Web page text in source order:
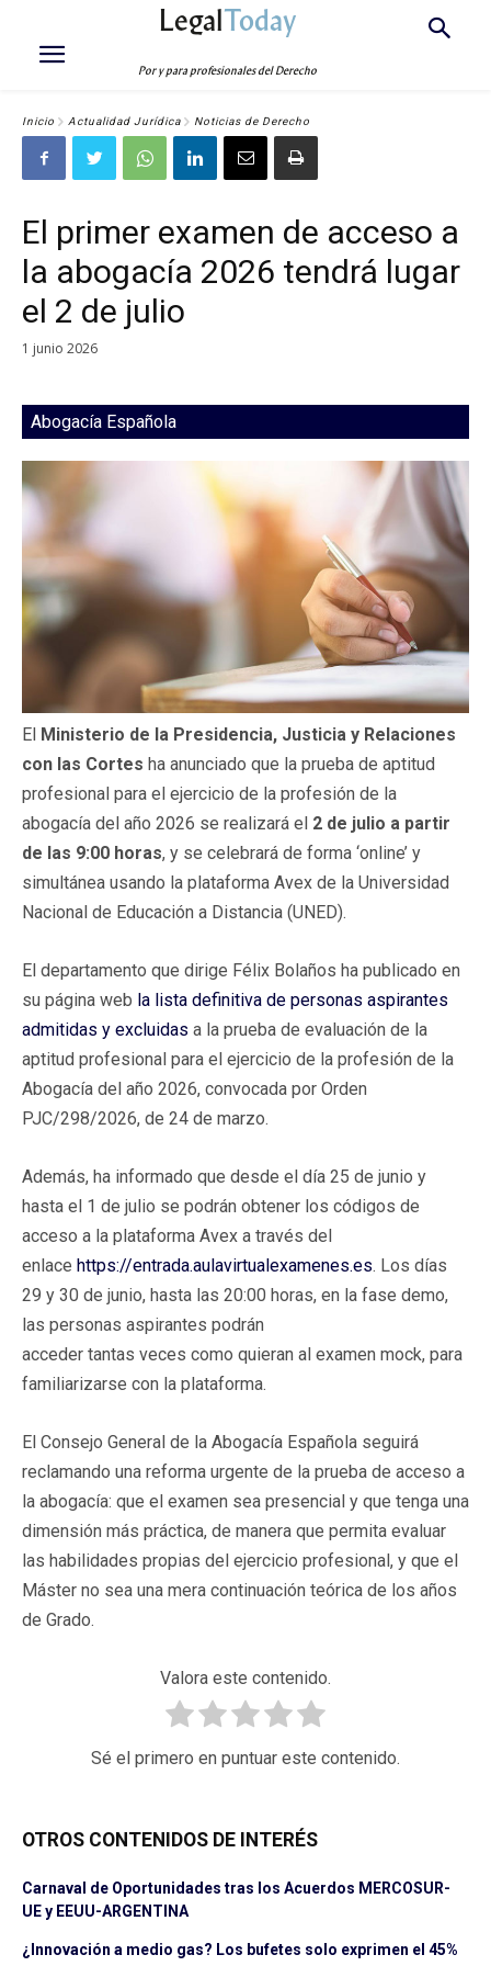
LegalToday
Por y para profesionales del Derecho
Inicio Actualidad Jurídica Noticias de Derecho
El primer examen de acceso a
la abogacía 2026 tendrá lugar
el 2 de julio
1 junio 2026
Abogacía Española
El Ministerio de la Presidencia, Justicia y Relaciones
con las Cortes ha anunciado que la prueba de aptitud
profesional para el ejercicio de la profesión de la
abogacía del año 2026 se realizará el 2 de julio a partir
de las 9:00 horas, y se celebrará de forma ‘online’ y
simultánea usando la plataforma Avex de la Universidad
Nacional de Educación a Distancia (UNED).
El departamento que dirige Félix Bolaños ha publicado en
su página web la lista definitiva de personas aspirantes
admitidas y excluidas a la prueba de evaluación de la
aptitud profesional para el ejercicio de la profesión de la
Abogacía del año 2026, convocada por Orden
PJC/298/2026, de 24 de marzo.
Además, ha informado que desde el día 25 de junio y
hasta el 1 de julio se podrán obtener los códigos de
acceso a la plataforma Avex a través del
enlace https://entrada.aulavirtualexamenes.es. Los días
29 y 30 de junio, hasta las 20:00 horas, en la fase demo,
las personas aspirantes podrán
acceder tantas veces como quieran al examen mock, para
familiarizarse con la plataforma.
El Consejo General de la Abogacía Española seguirá
reclamando una reforma urgente de la prueba de acceso a
la abogacía: que el examen sea presencial y que tenga una
dimensión más práctica, de manera que permita evaluar
las habilidades propias del ejercicio profesional, y que el
Máster no sea una mera continuación teórica de los años
de Grado.
Valora este contenido.
Sé el primero en puntuar este contenido.
OTROS CONTENIDOS DE INTERÉS
Carnaval de Oportunidades tras los Acuerdos MERCOSUR-
UE y EEUU-ARGENTINA
¿Innovación a medio gas? Los bufetes solo exprimen el 45%